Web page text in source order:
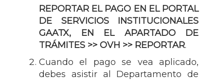
REPORTAR EL PAGO EN EL PORTAL
DE SERVICIOS INSTITUCIONALES
GAATX, EN EL APARTADO DE
TRÁMITES >> OVH >> REPORTAR.
Cuando el pago se vea aplicado,
debes asistir al Departamento de